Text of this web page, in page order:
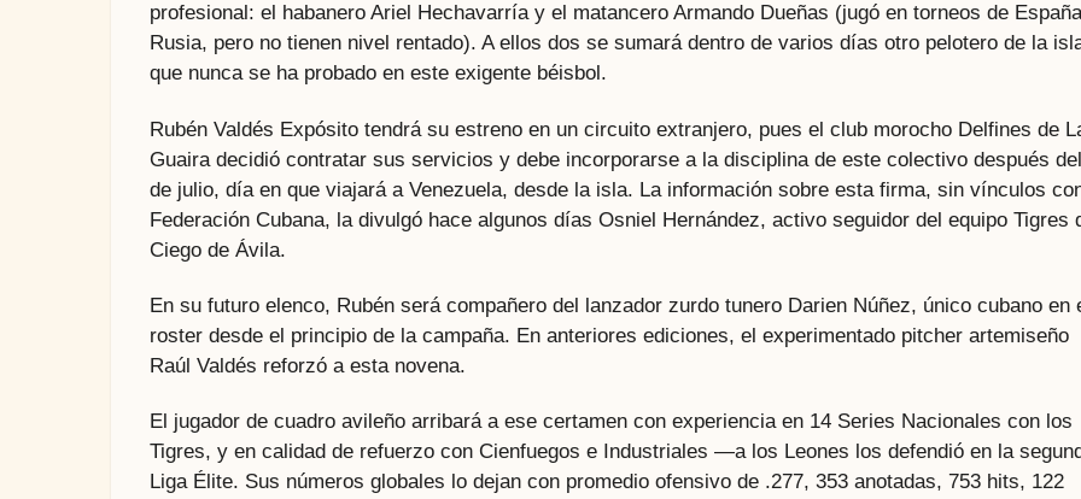
profesional: el habanero Ariel Hechavarría y el matancero Armando Dueñas (jugó en torneos de
Rusia, pero no tienen nivel rentado). A ellos dos se sumará dentro de varios días otro pelotero de la
que nunca se ha probado en este exigente béisbol.
Rubén Valdés Expósito tendrá su estreno en un circuito extranjero, pues el club morocho Delfines de
Guaira decidió contratar sus servicios y debe incorporarse a la disciplina de este colectivo después
de julio, día en que viajará a Venezuela, desde la isla. La información sobre esta firma, sin vínculos
Federación Cubana, la divulgó hace algunos días Osniel Hernández, activo seguidor del equipo Tigres
Ciego de Ávila.
En su futuro elenco, Rubén será compañero del lanzador zurdo tunero Darien Núñez, único cubano en
roster desde el principio de la campaña. En anteriores ediciones, el experimentado pitcher artemiseño
Raúl Valdés reforzó a esta novena.
El jugador de cuadro avileño arribará a ese certamen con experiencia en 14 Series Nacionales con los
Tigres, y en calidad de refuerzo con Cienfuegos e Industriales —a los Leones los defendió en la
Liga Élite. Sus números globales lo dejan con promedio ofensivo de .277, 353 anotadas, 753 hits, 122